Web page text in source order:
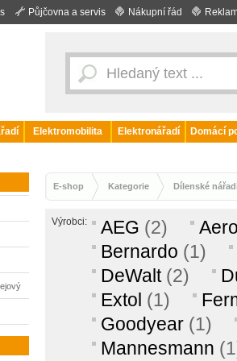
Půjčovna a servis Nákupní řád
Elektromobilita Elektronářadí
Domácí
6 l
E-shop Kategorie Dílenské
Výrobci: AEG (2)
Bernardo (1)
DeWalt (2)
Extol (1)
Goodyear (1)
Mannesmann